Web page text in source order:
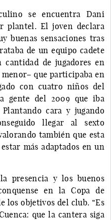
se encuentra Dani
plantel. El joven declara
buenas sensaciones tras
de un equipo cadete
de jugadores en
que participaba en
con cuatro niños del
gente del 2009 que iba
cara y jugando
llegar al sexto
también que esta
más adaptados en un
presencia y los buenos
en la Copa de
los objetivos del club. “Es
que la cantera siga